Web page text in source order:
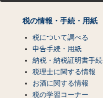
税の情報・手続・用紙
税について調べる
申告手続・用紙
納税・納税証明書手続
税理士に関する情報
お酒に関する情報
税の学習コーナー